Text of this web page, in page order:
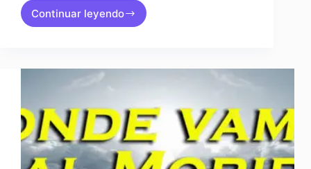
Continuar leyendo
QUÉ